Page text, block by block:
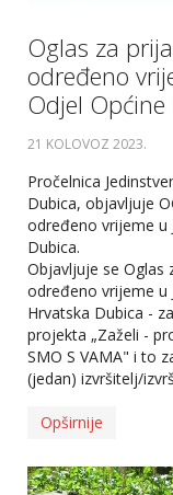
Oglas za
određeno
Odjel
21 KOLOVOZ 2023.
Pročelnica
Dubica, objavljuje
određeno vrijeme u
Dubica.
Objavljuje se Oglas
određeno vrijeme u
Hrvatska Dubica -
projekta „Zaželi -
SMO S VAMA" i to
(jedan) izvršitelj/
Opširnije